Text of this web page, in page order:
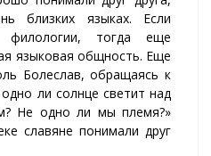
близких языках. Если
филологии, тогда еще
языковая общность. Еще
Болеслав, обращаясь к
ли солнце светит над
Не одно ли мы племя?»
славяне понимали друг